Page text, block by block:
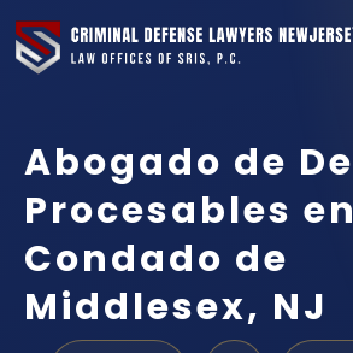
Abogado de
Procesables
Condado de
Middlesex, NJ